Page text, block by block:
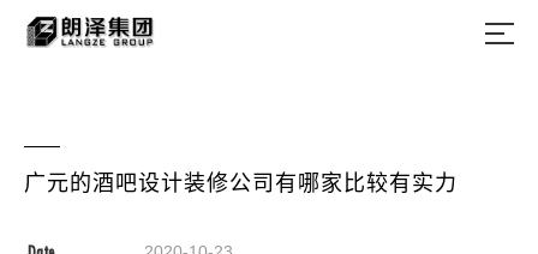
广元的酒吧设计装修公司有哪家比较有实力